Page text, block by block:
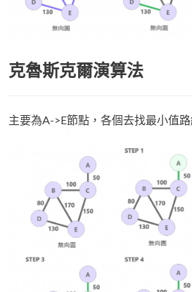
克魯斯克爾演算法
主要為A->E節點，各個去找最小值